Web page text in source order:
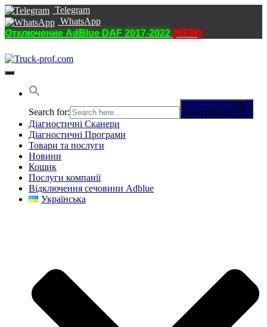
Telegram
WhatsApp
Отключение AdBlue DAF 2017-2022 (NEW)
Перемкнути
навігацію
Search for: Search Button
Діагностичні Cканери
Діагностичні Програми
Товари та послуги
Новини
Кошик
Послуги компанії
Відключення сечовини Adblue
Українська